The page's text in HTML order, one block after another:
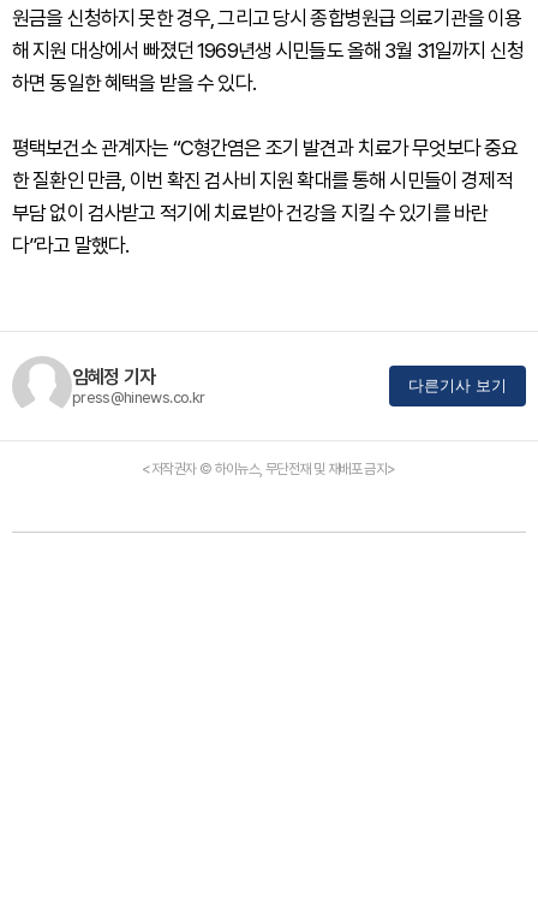
원금을 신청하지 못한 경우, 그리고 당시 종합병원급 의료기관을 이용
해 지원 대상에서 빠졌던 1969년생 시민들도 올해 3월 31일까지 신청
하면 동일한 혜택을 받을 수 있다.
평택보건소 관계자는 “C형간염은 조기 발견과 치료가 무엇보다 중요
한 질환인 만큼, 이번 확진 검사비 지원 확대를 통해 시민들이 경제적
부담 없이 검사받고 적기에 치료받아 건강을 지킬 수 있기를 바란
다”라고 말했다.
임혜정 기자
press@hinews.co.kr
다른기사 보기
<저작권자 © 하이뉴스, 무단전재 및 재배포 금지>